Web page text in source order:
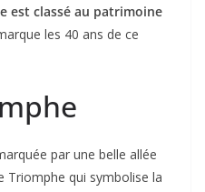
est classé au patrimoine
les 40 ans de ce
par une belle allée
Triomphe qui symbolise la